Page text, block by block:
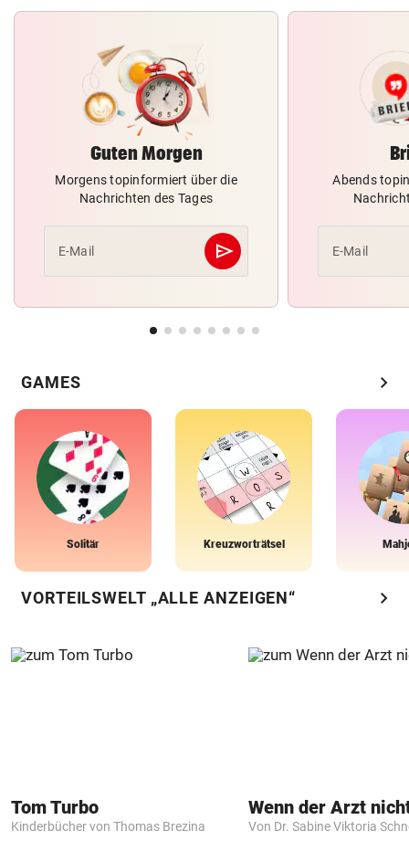
Guten Morgen
Morgens topinformiert über die
Nachrichten des Tages
E-Mail send
Abschicken
Abends
E-Mail
GAMES chevron_right
Solitär Kreuzworträtsel
VORTEILSWELT „ALLE ANZEIGEN“ chevron_right
Tom Turbo
Kinderbücher von Thomas Brezina Von Dr. Sabine Viktoria